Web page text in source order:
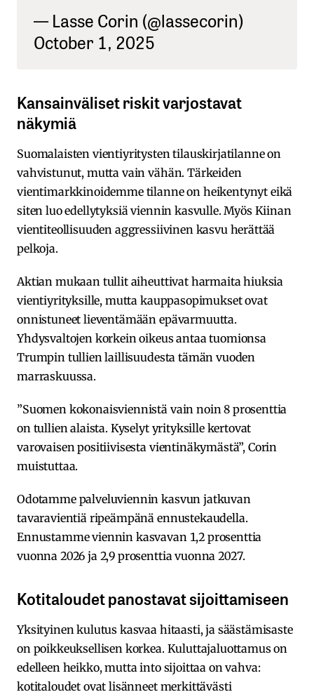
— Lasse Corin (@lassecorin)
October 1, 2025
Kansainväliset riskit varjostavat
näkymiä
Suomalaisten vientiyritysten tilauskirjatilanne on
vahvistunut, mutta vain vähän. Tärkeiden
vientimarkkinoidemme tilanne on heikentynyt eikä
siten luo edellytyksiä viennin kasvulle. Myös Kiinan
vientiteollisuuden aggressiivinen kasvu herättää
pelkoja.
Aktian mukaan tullit aiheuttivat harmaita hiuksia
vientiyrityksille, mutta kauppasopimukset ovat
onnistuneet lieventämään epävarmuutta.
Yhdysvaltojen korkein oikeus antaa tuomionsa
Trumpin tullien laillisuudesta tämän vuoden
marraskuussa.
”Suomen kokonaisviennistä vain noin 8 prosenttia
on tullien alaista. Kyselyt yrityksille kertovat
varovaisen positiivisesta vientinäkymästä”, Corin
muistuttaa.
Odotamme palveluviennin kasvun jatkuvan
tavaravientiä ripeämpänä ennustekaudella.
Ennustamme viennin kasvavan 1,2 prosenttia
vuonna 2026 ja 2,9 prosenttia vuonna 2027.
Kotitaloudet panostavat sijoittamiseen
Yksityinen kulutus kasvaa hitaasti, ja säästämisaste
on poikkeuksellisen korkea. Kuluttajaluottamus on
edelleen heikko, mutta into sijoittaa on vahva:
kotitaloudet ovat lisänneet merkittävästi